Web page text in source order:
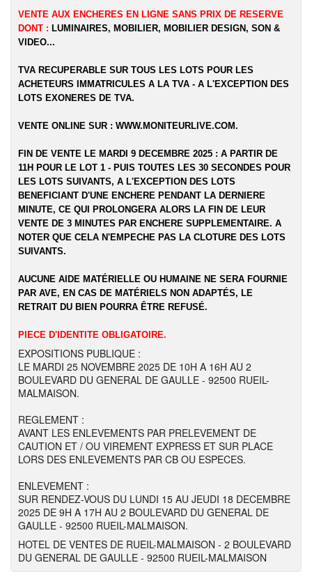
VENTE AUX ENCHERES EN LIGNE SANS PRIX DE RESERVE
DONT : LUMINAIRES, MOBILIER, MOBILIER DESIGN, SON &
VIDEO...
TVA RECUPERABLE SUR TOUS LES LOTS POUR LES
ACHETEURS IMMATRICULES A LA TVA - A L'EXCEPTION DES
LOTS EXONERES DE TVA.
VENTE ONLINE SUR : WWW.MONITEURLIVE.COM.
FIN DE VENTE LE MARDI 9 DECEMBRE 2025 : A PARTIR DE
11H POUR LE LOT 1 - PUIS TOUTES LES 30 SECONDES POUR
LES LOTS SUIVANTS, A L'EXCEPTION DES LOTS
BENEFICIANT D'UNE ENCHERE PENDANT LA DERNIERE
MINUTE, CE QUI PROLONGERA ALORS LA FIN DE LEUR
VENTE DE 3 MINUTES PAR ENCHERE SUPPLEMENTAIRE. A
NOTER QUE CELA N'EMPECHE PAS LA CLOTURE DES LOTS
SUIVANTS.
AUCUNE AIDE MATÉRIELLE OU HUMAINE NE SERA FOURNIE
PAR AVE, EN CAS DE MATÉRIELS NON ADAPTÉS, LE
RETRAIT DU BIEN POURRA ÊTRE REFUSÉ.
PIECE D'IDENTITE OBLIGATOIRE.
EXPOSITIONS PUBLIQUE :
LE MARDI 25 NOVEMBRE 2025 DE 10H A 16H AU 2
BOULEVARD DU GENERAL DE GAULLE - 92500 RUEIL-
MALMAISON.
REGLEMENT :
AVANT LES ENLEVEMENTS PAR PRELEVEMENT DE
CAUTION ET / OU VIREMENT EXPRESS ET SUR PLACE
LORS DES ENLEVEMENTS PAR CB OU ESPECES.
ENLEVEMENT :
SUR RENDEZ-VOUS DU LUNDI 15 AU JEUDI 18 DECEMBRE
2025 DE 9H A 17H AU 2 BOULEVARD DU GENERAL DE
GAULLE - 92500 RUEIL-MALMAISON.
HOTEL DE VENTES DE RUEIL-MALMAISON - 2 BOULEVARD
DU GENERAL DE GAULLE - 92500 RUEIL-MALMAISON